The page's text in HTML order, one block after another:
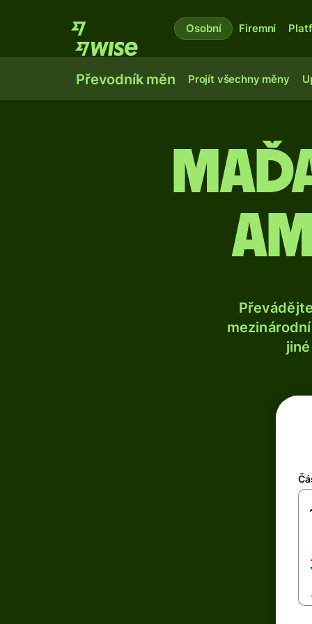
Osobní Firemní
Převodník měn Projít všechny měny